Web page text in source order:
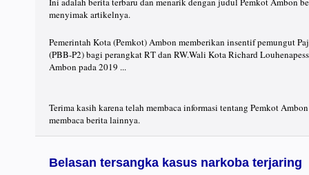
menyimak artikelnya.
Pemerintah Kota (Pemkot) Ambon memberikan insentif pemungut
(PBB-P2) bagi perangkat RT dan RW.Wali Kota Richard
Ambon pada 2019 ...
Terima kasih karena telah membaca informasi tentang Pemkot
membaca berita lainnya.
Belasan tersangka kasus narkoba terjaring